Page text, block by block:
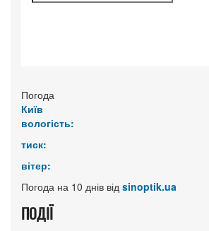
Погода
Київ
вологість:
тиск:
вітер:
Погода на 10 днів від sinoptik.ua
ПОДІЇ